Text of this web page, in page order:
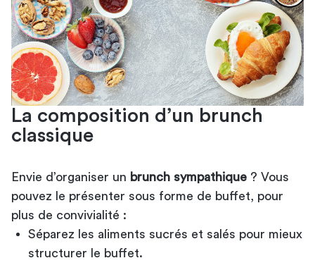
La composition d’un brunch
classique
Envie d’organiser un brunch sympathique ? Vous
pouvez le présenter sous forme de buffet, pour
plus de convivialité :
Séparez les aliments sucrés et salés pour mieux
structurer le buffet.